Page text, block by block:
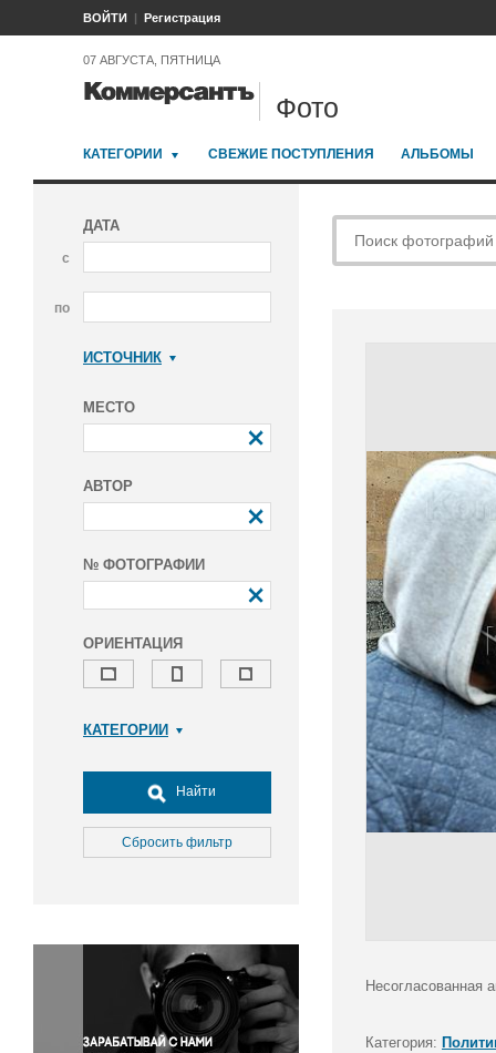
ВОЙТИ Регистрация
07 АВГУСТА, ПЯТНИЦА
Фото
КАТЕГОРИИ СВЕЖИЕ ПОСТУПЛЕНИЯ АЛЬБОМЫ
ДАТА
с
по
ИСТОЧНИК
МЕСТО
АВТОР
№ ФОТОГРАФИИ
ОРИЕНТАЦИЯ
КАТЕГОРИИ
Досуг, туризм и отдых
Культура
Медицина
Окружающая среда
Политика
Правосудие
Происшествия и конфликты
Найти
Сбросить фильтр
Несогласованная
Категория: